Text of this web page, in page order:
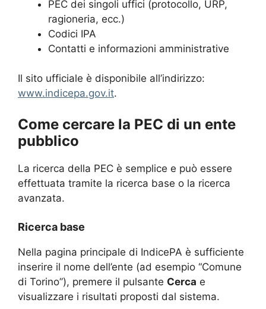
PEC dei singoli uffici (protocollo, URP,
ragioneria, ecc.)
Codici IPA
Contatti e informazioni amministrative
Il sito ufficiale è disponibile all’indirizzo:
www.indicepa.gov.it.
Come cercare la PEC di un ente
pubblico
La ricerca della PEC è semplice e può essere
effettuata tramite la ricerca base o la ricerca
avanzata.
Ricerca base
Nella pagina principale di IndicePA è sufficiente
inserire il nome dell’ente (ad esempio “Comune
di Torino”), premere il pulsante Cerca e
visualizzare i risultati proposti dal sistema.